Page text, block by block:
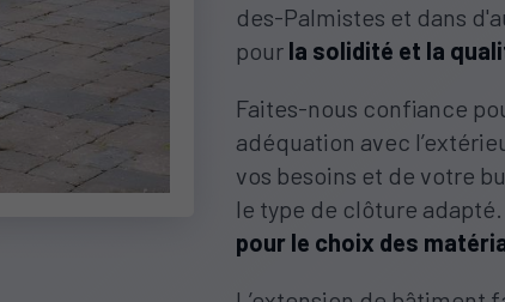
des-Palmistes et dans
pour la solidité et la
Faites-nous confiance
adéquation avec
vos besoins et de votre
le type de clôture
pour le choix des